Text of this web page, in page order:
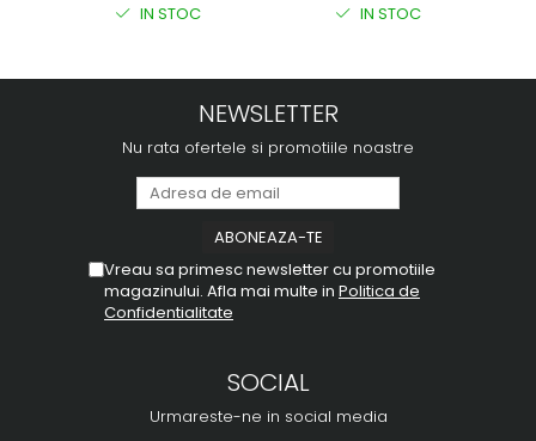
IN STOC IN STOC
NEWSLETTER
Nu rata ofertele si promotiile noastre
Vreau sa primesc newsletter cu promotiile
magazinului. Afla mai multe in Politica de
Confidentialitate
SOCIAL
Urmareste-ne in social media